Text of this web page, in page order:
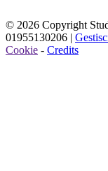
© 2026 Copyright
01955130206 |
Cookie - Credits